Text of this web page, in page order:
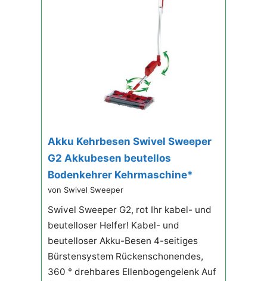
Akku Kehrbesen Swivel Sweeper
G2 Akkubesen beutellos
Bodenkehrer Kehrmaschine*
von Swivel Sweeper
Swivel Sweeper G2, rot Ihr kabel- und
beutelloser Helfer! Kabel- und
beutelloser Akku-Besen 4-seitiges
Bürstensystem Rückenschonendes,
360 ° drehbares Ellenbogengelenk Auf